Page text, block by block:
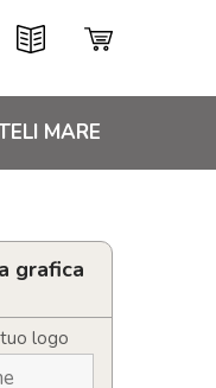
MARE
grafica
logo